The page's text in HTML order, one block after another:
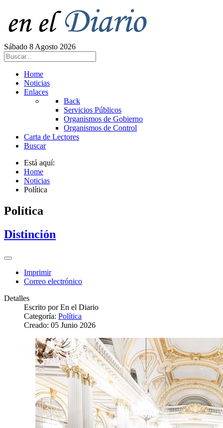
Sábado 8 Agosto 2026
Home
Noticias
Enlaces
Back
Servicios Públicos
Organismos de Gobierno
Organismos de Control
Carta de Lectores
Buscar
Está aquí:
Home
Noticias
Política
Política
Distinción
Imprimir
Correo electrónico
Detalles
Escrito porEn el Diario
Categoría: Política
Creado: 05 Junio 2026